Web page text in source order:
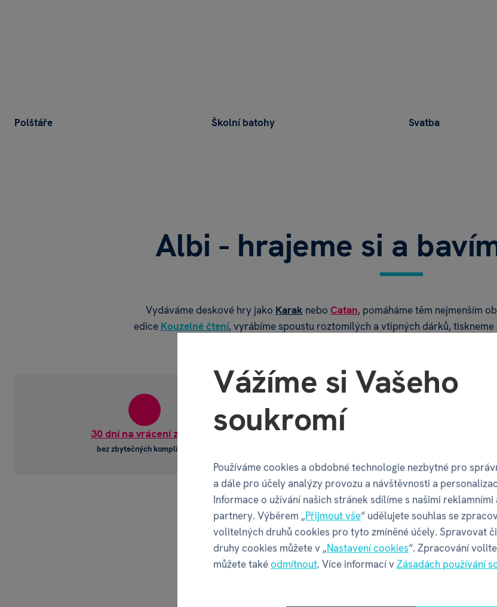
Polštáře Školní batohy Svatba
Albi - hrajeme si a
Vydáváme deskové hry jako Karak nebo Catan, pomáháme těm nejmenším
edice Kouzelné čtení, vyrábíme spoustu roztomilých a vtipných dárků, tiskneme
30 dní na vrácení zboží
bez zbytečných komplikací
Náhradní díly
Právě teď
Vážíme si Vašeho
soukromí
Používáme cookies a obdobné technologie nezbytné pro
a dále pro účely analýzy provozu a návštěvnosti a
Informace o užívání našich stránek sdílíme s našimi
partnery. Výběrem „Přijmout vše“ udělujete souhlas se
volitelných druhů cookies pro tyto zmíněné účely. Spravovat
druhy cookies můžete v „Nastavení cookies“. Zpracování
můžete takéodmítnout. Více informací vZásadách používání